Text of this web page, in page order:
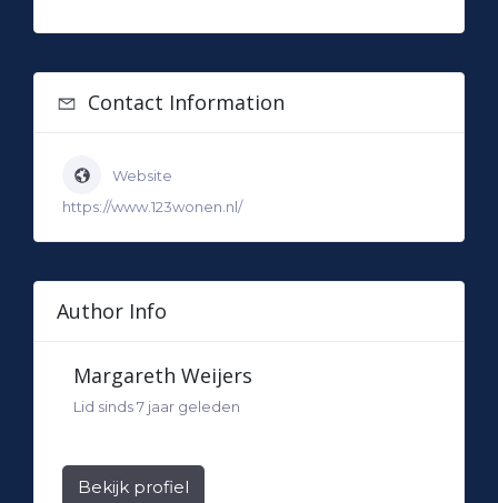
Contact Information
Website
https://www.123wonen.nl/
Author Info
Margareth Weijers
Lid sinds 7 jaar geleden
Bekijk profiel